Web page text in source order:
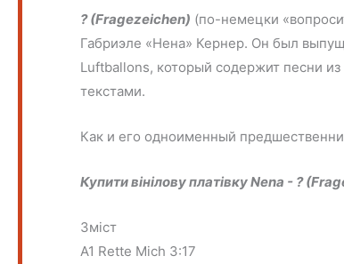
? (Fragezeichen) (по-немецки
Габриэле «Нена» Кернер. Он был
Luftballons, который содержит песни
текстами.
Как и его одноименный
Купити вінілову платівкуNena - ?
Зміст
A1 Rette Mich 3:17